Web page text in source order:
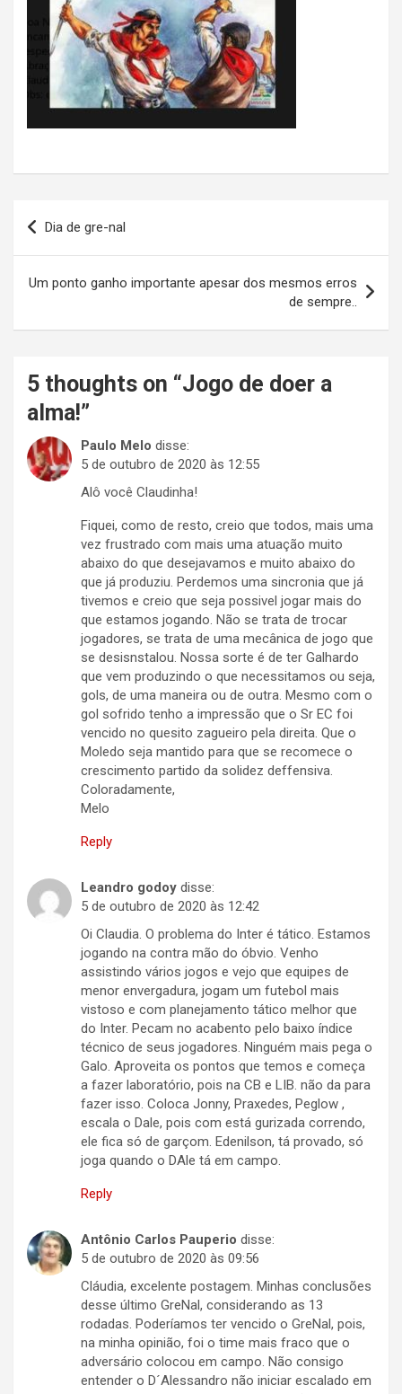
Navegação
de
Post
Dia de gre-nal
Um ponto ganho importante apesar dos mesmos erros
de sempre..
5 thoughts on “Jogo de doer a
alma!”
Paulo Melo disse:
5 de outubro de 2020 às 12:55
Alô você Claudinha!
Fiquei, como de resto, creio que todos, mais uma
vez frustrado com mais uma atuação muito
abaixo do que desejavamos e muito abaixo do
que já produziu. Perdemos uma sincronia que já
tivemos e creio que seja possivel jogar mais do
que estamos jogando. Não se trata de trocar
jogadores, se trata de uma mecânica de jogo que
se desisnstalou. Nossa sorte é de ter Galhardo
que vem produzindo o que necessitamos ou seja,
gols, de uma maneira ou de outra. Mesmo com o
gol sofrido tenho a impressão que o Sr EC foi
vencido no quesito zagueiro pela direita. Que o
Moledo seja mantido para que se recomece o
crescimento partido da solidez deffensiva.
Coloradamente,
Melo
Reply
Leandro godoy disse:
5 de outubro de 2020 às 12:42
Oi Claudia. O problema do Inter é tático. Estamos
jogando na contra mão do óbvio. Venho
assistindo vários jogos e vejo que equipes de
menor envergadura, jogam um futebol mais
vistoso e com planejamento tático melhor que
do Inter. Pecam no acabento pelo baixo índice
técnico de seus jogadores. Ninguém mais pega o
Galo. Aproveita os pontos que temos e começa
a fazer laboratório, pois na CB e LIB. não da para
fazer isso. Coloca Jonny, Praxedes, Peglow ,
escala o Dale, pois com está gurizada correndo,
ele fica só de garçom. Edenilson, tá provado, só
joga quando o DAle tá em campo.
Reply
Antônio Carlos Pauperio disse:
5 de outubro de 2020 às 09:56
Cláudia, excelente postagem. Minhas conclusões
desse último GreNal, considerando as 13
rodadas. Poderíamos ter vencido o GreNal, pois,
na minha opinião, foi o time mais fraco que o
adversário colocou em campo. Não consigo
entender o D´Alessandro não iniciar escalado em